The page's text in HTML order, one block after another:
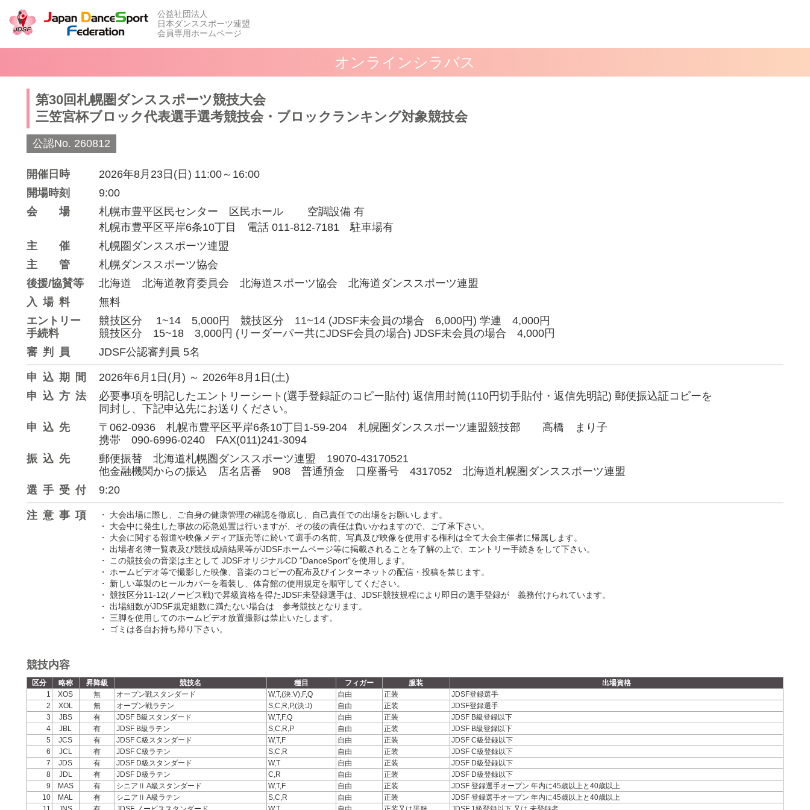
公益社団法人
日本ダンススポーツ連盟
会員専用ホームページ
オンラインシラバス
第30回札幌圏ダンススポーツ競技大会
三笠宮杯ブロック代表選手選考競技会・ブロックランキング対象競技会
公認No. 260812
開催日時
2026年8月23日(日) 11:00～16:00
開場時刻
9:00
会場
札幌市豊平区民センター 区民ホール
空調設備 有
札幌市豊平区平岸6条10丁目 電話 011-812-7181 駐車場有
主催
札幌圏ダンススポーツ連盟
主管
札幌ダンススポーツ協会
後援/協賛等
北海道 北海道教育委員会 北海道スポーツ協会 北海道ダンススポーツ連盟
入場料
無料
エントリー
手続料
競技区分 1~14 5,000円 競技区分 11~14 (JDSF未会員の場合 6,000円) 学連 4,000円
競技区分 15~18 3,000円 (リーダーパー共にJDSF会員の場合) JDSF未会員の場合 4,000円
審判員
JDSF公認審判員 5名
申込期間 2026年6月1日(月) ～ 2026年8月1日(土)
申込方法
必要事項を明記したエントリーシート(選手登録証のコピー貼付) 返信用封筒(110円切手貼付・返信先明記) 郵便振込証コピーを
同封し、下記申込先にお送りください。
申込先
〒062-0936 札幌市豊平区平岸6条10丁目1-59-204 札幌圏ダンススポーツ連盟競技部 高橋 まり子
携帯 090-6996-0240 FAX(011)241-3094
振込先
郵便振替 北海道札幌圏ダンススポーツ連盟 19070-43170521
他金融機関からの振込 店名店番 908 普通預金 口座番号 4317052 北海道札幌圏ダンススポーツ連盟
選手受付
9:20
注意事項
・ 大会出場に際し、ご自身の健康管理の確認を徹底し、自己責任での出場をお願いします。
・ 大会中に発生した事故の応急処置は行いますが、その後の責任は負いかねますので、ご了承下さい。
・ 大会に関する報道や映像メディア販売等に於いて選手の名前、写真及び映像を使用する権利は全て大会主催者に帰属します。
・ 出場者名簿一覧表及び競技成績結果等がJDSFホームページ等に掲載されることを了解の上で、エントリー手続きをして下さい。
・ この競技会の音楽は主として JDSFオリジナルCD "DanceSport"を使用します。
・ ホームビデオ等で撮影した映像、音楽のコピーの配布及びインターネットの配信・投稿を禁じます。
・ 新しい革製のヒールカバーを着装し、体育館の使用規定を順守してください。
・ 競技区分11-12(ノービス戦)で昇級資格を得たJDSF未登録選手は、JDSF競技規程により即日の選手登録が 義務付けられています。
・ 出場組数がJDSF規定組数に満たない場合は 参考競技となります。
・ 三脚を使用してのホームビデオ放置撮影は禁止いたします。
・ ゴミは各自お持ち帰り下さい。
競技内容
区分 略称 昇降級 競技名 種目 フィガー 服装
出場資格
1
XOS 無 オープン戦スタンダード W,T,(決:V),F,Q 自由 正装
JDSF登録選手
2
XOL 無 オープン戦ラテン S,C,R,P,(決:J) 自由 正装
JDSF登録選手
3
JBS 有 JDSF B級スタンダード W,T,F,Q 自由 正装
JDSF B級登録以下
4
JBL 有 JDSF B級ラテン S,C,R,P 自由 正装
JDSF B級登録以下
5
JCS 有 JDSF C級スタンダード W,T,F 自由 正装
JDSF C級登録以下
6
JCL 有 JDSF C級ラテン S,C,R 自由 正装
JDSF C級登録以下
7
JDS 有 JDSF D級スタンダード W,T 自由 正装
JDSF D級登録以下
8
JDL 有 JDSF D級ラテン C,R 自由 正装
JDSF D級登録以下
9
MAS 有 シニアⅡ A級スタンダード W,T,F 自由 正装
JDSF 登録選手オープン 年内に45歳以上と40歳以上
10
MAL 有 シニアⅡ A級ラテン S,C,R 自由 正装
JDSF 登録選手オープン 年内に45歳以上と40歳以上